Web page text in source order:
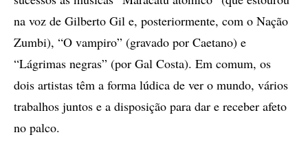
na voz de Gilberto Gil e, posteriormente, com o Nação
Zumbi), “O vampiro” (gravado por Caetano) e
“Lágrimas negras” (por Gal Costa). Em comum, os
dois artistas têm a forma lúdica de ver o mundo, vários
trabalhos juntos e a disposição para dar e receber afeto
no palco.